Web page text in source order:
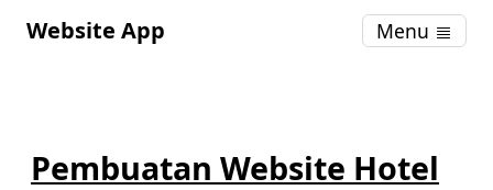
Website App Menu
Pembuatan Website Hotel